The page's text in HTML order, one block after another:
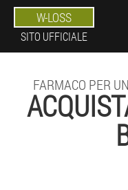
W-LOSS
SITO UFFICIALE
FARMACO PER